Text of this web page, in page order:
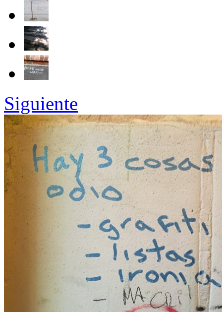
Siguiente